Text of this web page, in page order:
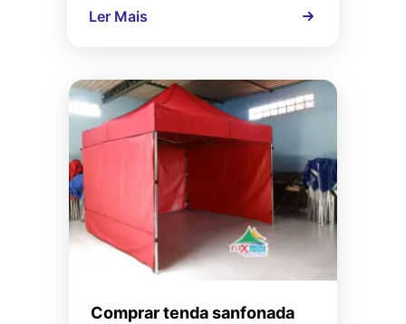
Ler Mais
Comprar tenda sanfonada